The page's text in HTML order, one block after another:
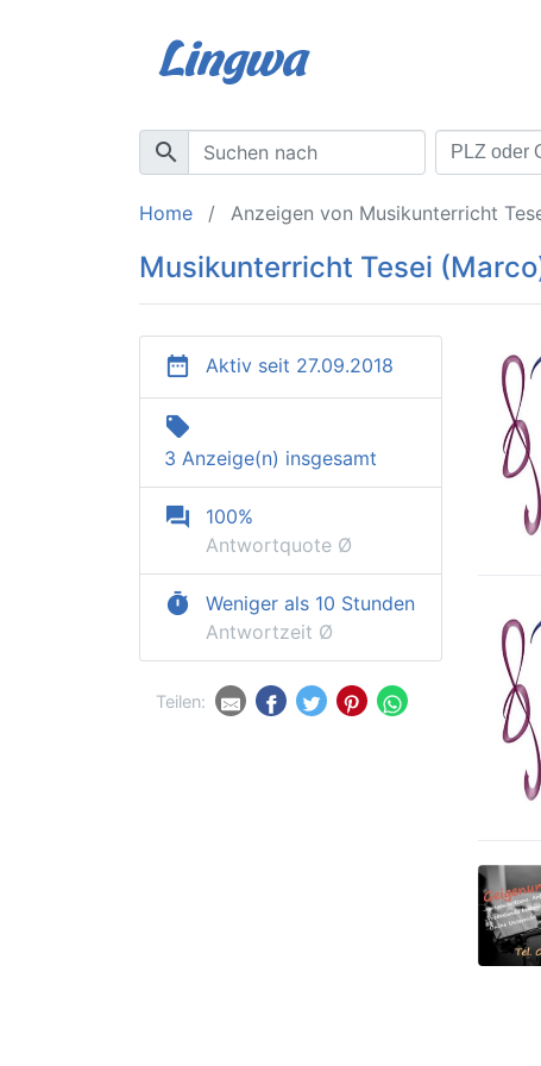
search
Home Anzeigen von Musikunterricht
Musikunterricht Tesei
date_range Aktiv seit 27.09.2018
local_offer
3 Anzeige(n) insgesamt
question_answer
100%
Antwortquote Ø
timer
Weniger als 10 Stunden
Antwortzeit Ø
Teilen: